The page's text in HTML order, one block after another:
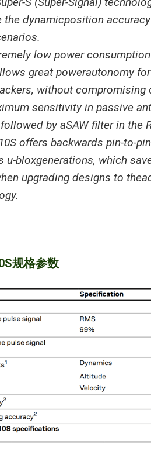
the dynamicposition
low power
great powerautonomy
without compromising
sensitivity in passive
by aSAW filter in the
offers backwards pin-to-
u-bloxgenerations, which
upgrading designs to
规格参数